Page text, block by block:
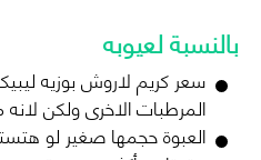
بالنسبة لعيوبه
سعر كريم لاروش بوزيه
المرطبات الاخرى ولكن
العبوة حجمها صغير لو